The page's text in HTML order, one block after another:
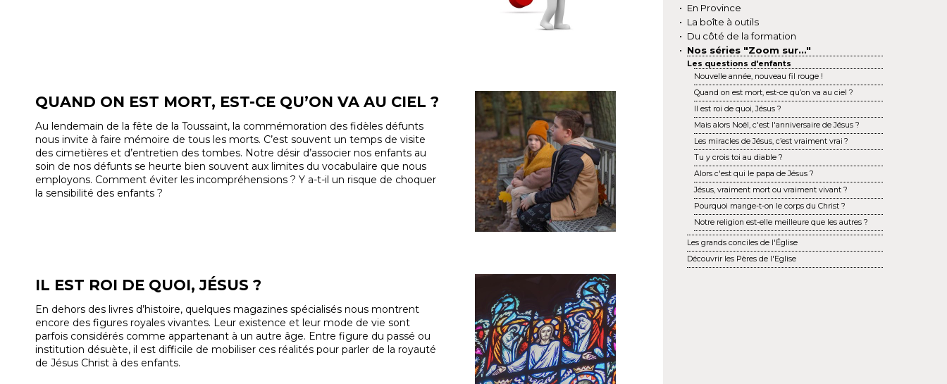
QUAND ON EST MORT, EST-CE QU’ON VA AU CIEL ?
Au lendemain de la fête de la Toussaint, la commémoration des fidèles défunts
nous invite à faire mémoire de tous les morts. C’est souvent un temps de visite
des cimetières et d’entretien des tombes. Notre désir d’associer nos enfants au
soin de nos défunts se heurte bien souvent aux limites du vocabulaire que nous
employons. Comment éviter les incompréhensions ? Y a-t-il un risque de choquer
la sensibilité des enfants ?
IL EST ROI DE QUOI, JÉSUS ?
En dehors des livres d’histoire, quelques magazines spécialisés nous montrent
encore des figures royales vivantes. Leur existence et leur mode de vie sont
parfois considérés comme appartenant à un autre âge. Entre figure du passé ou
institution désuète, il est difficile de mobiliser ces réalités pour parler de la royauté
de Jésus Christ à des enfants.
En Province
La boîte à outils
Du côté de la formation
Nos séries "Zoom sur..."
Les questions d'enfants
Nouvelle année, nouveau fil rouge !
Quand on est mort, est-ce qu’on va au ciel ?
Il est roi de quoi, Jésus ?
Mais alors Noël, c'est l'anniversaire de Jésus ?
Les miracles de Jésus, c’est vraiment vrai ?
Tu y crois toi au diable ?
Alors c'est qui le papa de Jésus ?
Jésus, vraiment mort ou vraiment vivant ?
Pourquoi mange-t-on le corps du Christ ?
Notre religion est-elle meilleure que les autres ?
Les grands conciles de l'Église
Découvrir les Pères de l'Eglise